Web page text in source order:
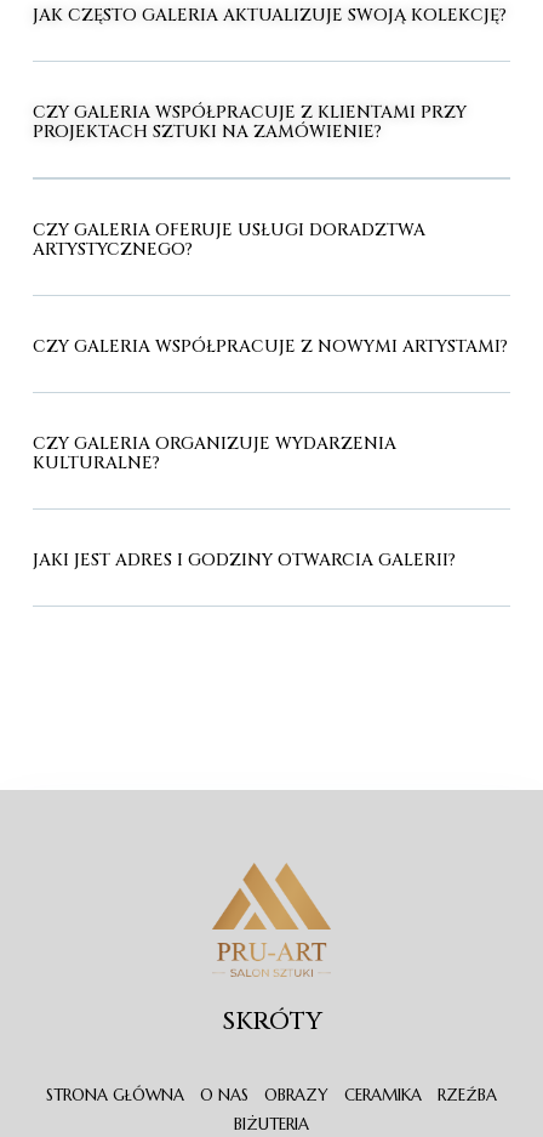
JAK CZĘSTO GALERIA AKTUALIZUJE SWOJĄ KOLEKCJĘ?
CZY GALERIA WSPÓŁPRACUJE Z KLIENTAMI PRZY
PROJEKTACH SZTUKI NA ZAMÓWIENIE?
CZY GALERIA OFERUJE USŁUGI DORADZTWA
ARTYSTYCZNEGO?
CZY GALERIA WSPÓŁPRACUJE Z NOWYMI ARTYSTAMI?
CZY GALERIA ORGANIZUJE WYDARZENIA
KULTURALNE?
JAKI JEST ADRES I GODZINY OTWARCIA GALERII?
SKRÓTY
STRONA GŁÓWNA O NAS OBRAZY CERAMIKA
RZEŹBA
BIŻUTERIA